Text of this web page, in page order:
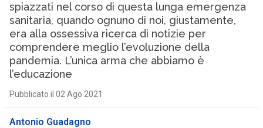
spiazzati nel corso di questa lunga emergenza
sanitaria, quando ognuno di noi, giustamente,
era alla ossessiva ricerca di notizie per
comprendere meglio l’evoluzione della
pandemia. L’unica arma che abbiamo è
l’educazione
Pubblicato il 02 Ago 2021
Antonio Guadagno